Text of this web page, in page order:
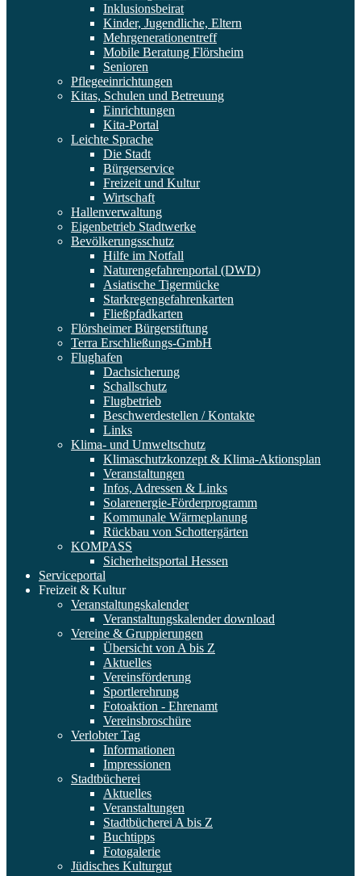
Inklusionsbeirat
Kinder, Jugendliche, Eltern
Mehrgenerationentreff
Mobile Beratung Flörsheim
Senioren
Pflegeeinrichtungen
Kitas, Schulen und Betreuung
Einrichtungen
Kita-Portal
Leichte Sprache
Die Stadt
Bürgerservice
Freizeit und Kultur
Wirtschaft
Hallenverwaltung
Eigenbetrieb Stadtwerke
Bevölkerungsschutz
Hilfe im Notfall
Naturengefahrenportal (DWD)
Asiatische Tigermücke
Starkregengefahrenkarten
Fließpfadkarten
Flörsheimer Bürgerstiftung
Terra Erschließungs-GmbH
Flughafen
Dachsicherung
Schallschutz
Flugbetrieb
Beschwerdestellen / Kontakte
Links
Klima- und Umweltschutz
Klimaschutzkonzept & Klima-Aktionsplan
Veranstaltungen
Infos, Adressen & Links
Solarenergie-Förderprogramm
Kommunale Wärmeplanung
Rückbau von Schottergärten
KOMPASS
Sicherheitsportal Hessen
Serviceportal
Freizeit & Kultur
Veranstaltungskalender
Veranstaltungskalender download
Vereine & Gruppierungen
Übersicht von A bis Z
Aktuelles
Vereinsförderung
Sportlerehrung
Fotoaktion - Ehrenamt
Vereinsbroschüre
Verlobter Tag
Informationen
Impressionen
Stadtbücherei
Aktuelles
Veranstaltungen
Stadtbücherei A bis Z
Buchtipps
Fotogalerie
Jüdisches Kulturgut